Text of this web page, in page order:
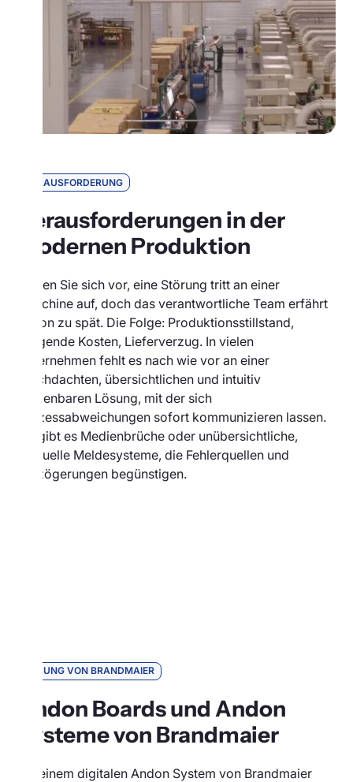
HERAUSFORDERUNG
Herausforderungen in der
modernen Produktion
Stellen Sie sich vor, eine Störung tritt an einer
Maschine auf, doch das verantwortliche Team erfährt
davon zu spät. Die Folge: Produktionsstillstand,
steigende Kosten, Lieferverzug. In vielen
Unternehmen fehlt es nach wie vor an einer
durchdachten, übersichtlichen und intuitiv
bedienbaren Lösung, mit der sich
Prozessabweichungen sofort kommunizieren lassen.
Oft gibt es Medienbrüche oder unübersichtliche,
manuelle Meldesysteme, die Fehlerquellen und
Verzögerungen begünstigen.
LÖSUNG VON BRANDMAIER
Andon Boards und Andon
Systeme von Brandmaier
Mit einem digitalen Andon System von Brandmaier